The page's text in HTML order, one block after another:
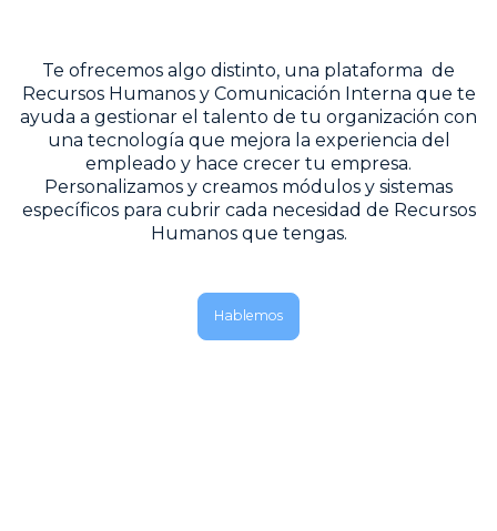
Te ofrecemos algo distinto, una plataforma de
Recursos Humanos y Comunicación Interna que te
ayuda a gestionar el talento de tu organización con
una tecnología que mejora la experiencia del
empleado y hace crecer tu empresa.
Personalizamos y creamos módulos y sistemas
específicos para cubrir cada necesidad de Recursos
Humanos que tengas.
Hablemos